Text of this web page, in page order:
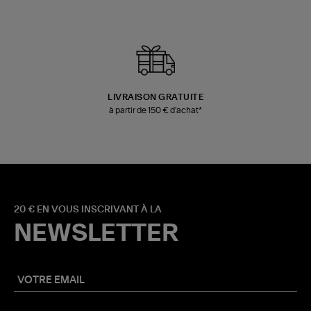
LIVRAISON GRATUITE
à partir de 150 € d'achat*
20 € EN VOUS INSCRIVANT À LA
NEWSLETTER